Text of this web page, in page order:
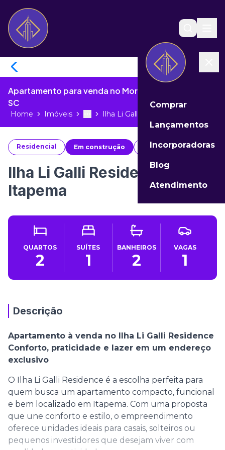
Comprar
Lançamentos
Incorporadoras
Blog
Atendimento
Apartamento para venda no Morretes de Itapema -
SC
Home Imóveis More
Toggle menu
Ilha Li Galli Residence Itapema...
Residencial Em construção 72608
Ilha Li Galli Residence
Itapema
QUARTOS
2
SUÍTES
1
BANHEIROS
2
VAGAS
1
Descrição
Apartamento à venda no Ilha Li Galli Residence
Conforto, praticidade e lazer em um endereço
exclusivo
O Ilha Li Galli Residence é a escolha perfeita para
quem busca um apartamento compacto, funcional
e bem localizado em Itapema. Com uma proposta
que une conforto e estilo, o empreendimento
oferece unidades ideais para casais, solteiros ou
pequenos investidores que desejam viver com